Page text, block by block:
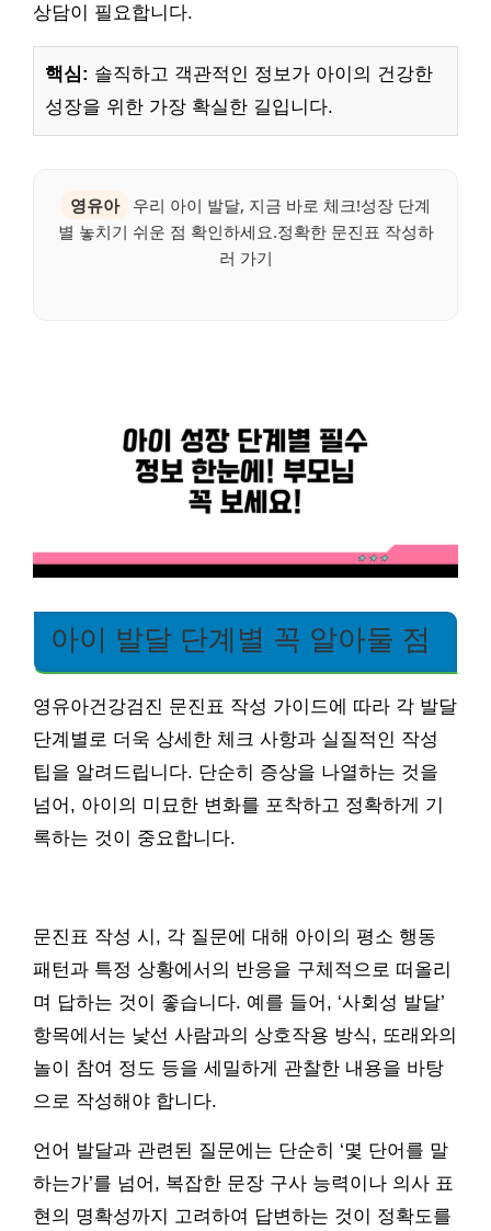
상담이 필요합니다.
핵심: 솔직하고 객관적인 정보가 아이의 건강한
성장을 위한 가장 확실한 길입니다.
영유아
우리 아이 발달, 지금 바로 체크!성장 단계
별 놓치기 쉬운 점 확인하세요.정확한 문진표 작성하
러 가기
아이 발달 단계별 꼭 알아둘 점
영유아건강검진 문진표 작성 가이드에 따라 각 발달
단계별로 더욱 상세한 체크 사항과 실질적인 작성
팁을 알려드립니다. 단순히 증상을 나열하는 것을
넘어, 아이의 미묘한 변화를 포착하고 정확하게 기
록하는 것이 중요합니다.
문진표 작성 시, 각 질문에 대해 아이의 평소 행동
패턴과 특정 상황에서의 반응을 구체적으로 떠올리
며 답하는 것이 좋습니다. 예를 들어, ‘사회성 발달’
항목에서는 낯선 사람과의 상호작용 방식, 또래와의
놀이 참여 정도 등을 세밀하게 관찰한 내용을 바탕
으로 작성해야 합니다.
언어 발달과 관련된 질문에는 단순히 ‘몇 단어를 말
하는가’를 넘어, 복잡한 문장 구사 능력이나 의사 표
현의 명확성까지 고려하여 답변하는 것이 정확도를